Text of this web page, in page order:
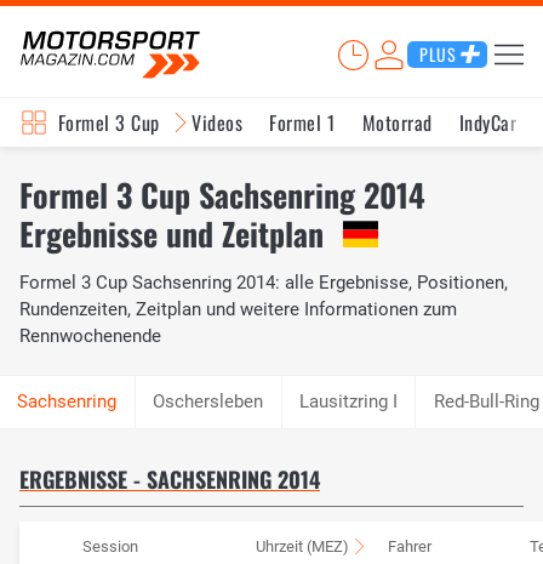
PLUS
Formel 3 Cup Videos Formel 1 Motorrad IndyCar
Formel 3 Cup Sachsenring 2014
Ergebnisse und Zeitplan
Formel 3 Cup Sachsenring 2014: alle Ergebnisse, Positionen,
Rundenzeiten, Zeitplan und weitere Informationen zum
Rennwochenende
Oschersleben Lausitzring I Red-Bull-Ring
ERGEBNISSE - SACHSENRING 2014
Session Uhrzeit (MEZ) Fahrer